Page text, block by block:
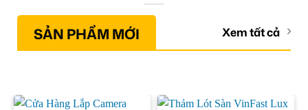
SẢN PHẨM MỚI Xem tất cả